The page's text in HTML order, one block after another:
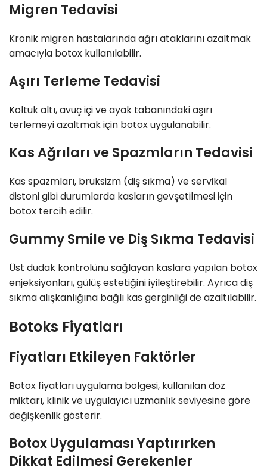
Migren Tedavisi
Kronik migren hastalarında ağrı ataklarını azaltmak
amacıyla botox kullanılabilir.
Aşırı Terleme Tedavisi
Koltuk altı, avuç içi ve ayak tabanındaki aşırı
terlemeyi azaltmak için botox uygulanabilir.
Kas Ağrıları ve Spazmların Tedavisi
Kas spazmları, bruksizm (diş sıkma) ve servikal
distoni gibi durumlarda kasların gevşetilmesi için
botox tercih edilir.
Gummy Smile ve Diş Sıkma Tedavisi
Üst dudak kontrolünü sağlayan kaslara yapılan botox
enjeksiyonları, gülüş estetiğini iyileştirebilir. Ayrıca diş
sıkma alışkanlığına bağlı kas gerginliği de azaltılabilir.
Botoks Fiyatları
Fiyatları Etkileyen Faktörler
Botox fiyatları uygulama bölgesi, kullanılan doz
miktarı, klinik ve uygulayıcı uzmanlık seviyesine göre
değişkenlik gösterir.
Botox Uygulaması Yaptırırken
Dikkat Edilmesi Gerekenler